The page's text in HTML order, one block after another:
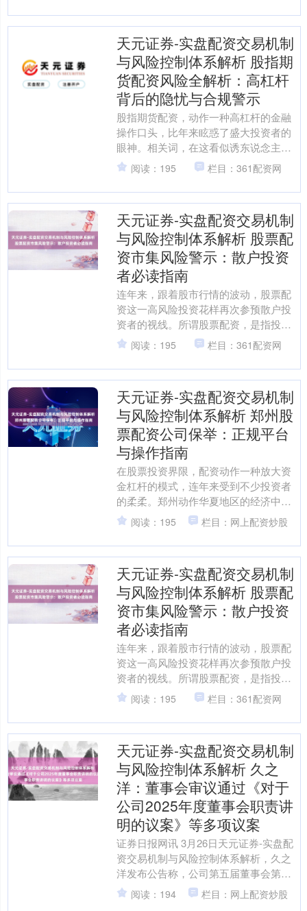
天元证券-实盘配资交易机制
与风险控制体系解析 股指期
货配资风险全解析：高杠杆
背后的隐忧与合规警示
股指期货配资，动作一种高杠杆的金融
操作口头，比年来眩惑了盛大投资者的
眼神。相关词，在这看似诱东说念主的
高报恩背后，守秘着阻隔冷漠的风险与
合规隐患。本文将潜入判辨....
阅读：195 栏目：361配资网
天元证券-实盘配资交易机制
与风险控制体系解析 股票配
资市集风险警示：散户投资
者必读指南
连年来，跟着股市行情的波动，股票配
资这一高风险投资花样再次参预散户投
资者的视线。所谓股票配资，是指投资
者通过向配资公司或个东说念主借款，
以杠杆花样扩大交游资金的....
阅读：195 栏目：361配资网
天元证券-实盘配资交易机制
与风险控制体系解析 郑州股
票配资公司保举：正规平台
与操作指南
在股票投资界限，配资动作一种放大资
金杠杆的模式，连年来受到不少投资者
的柔柔。郑州动作华夏地区的经济中
心，股票配资阛阓也较为活跃。磋议
词，濒临广漠配资公司，如何选....
阅读：195 栏目：网上配资炒股
天元证券-实盘配资交易机制
与风险控制体系解析 股票配
资市集风险警示：散户投资
者必读指南
连年来，跟着股市行情的波动，股票配
资这一高风险投资花样再次参预散户投
资者的视线。所谓股票配资，是指投资
者通过向配资公司或个东说念主借款，
以杠杆花样扩大交游资金的....
阅读：195 栏目：361配资网
天元证券-实盘配资交易机制
与风险控制体系解析 久之
洋：董事会审议通过《对于
公司2025年度董事会职责讲
明的议案》等多项议案
证券日报网讯 3月26日天元证券-实盘配
资交易机制与风险控制体系解析，久之
洋发布公告称，公司第五届董事会第十
三次会议审议通过《对于公司2025年度
董事会职责讲明....
阅读：194 栏目：网上配资炒股